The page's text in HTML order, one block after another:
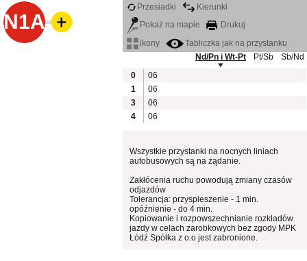
N1A
Przesiadki
Kierunki
Pokaż na mapie
Drukuj
ikony
Tabliczka jak na przystanku
Nd/Pn i Wt-Pt
Pt/Sb
Sb/Nd
0
06
1
06
3
06
4
06
Wszystkie przystanki na nocnych liniach
autobusowych są na żądanie.
Zakłócenia ruchu powodują zmiany czasów
odjazdów
Tolerancja: przyspieszenie - 1 min.
opóźnienie - do 4 min.
Kopiowanie i rozpowszechnianie rozkładów
jazdy w celach zarobkowych bez zgody MPK
Łódź Spółka z o.o jest zabronione.